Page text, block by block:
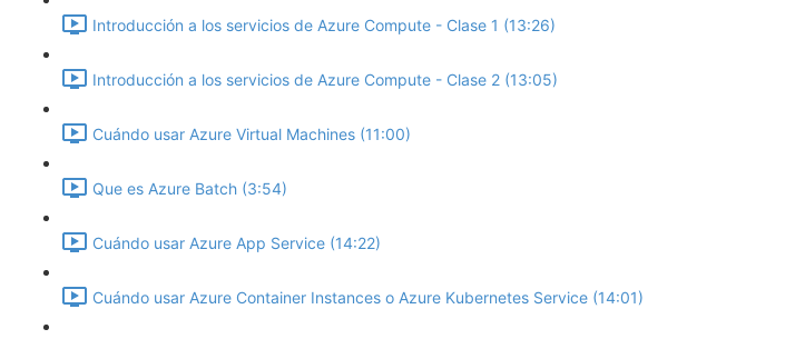
Introducción a los servicios de Azure Compute - Clase 1 (13:26)
Introducción a los servicios de Azure Compute - Clase 2 (13:05)
Cuándo usar Azure Virtual Machines (11:00)
Que es Azure Batch (3:54)
Cuándo usar Azure App Service (14:22)
Cuándo usar Azure Container Instances o Azure Kubernetes Service (14:01)